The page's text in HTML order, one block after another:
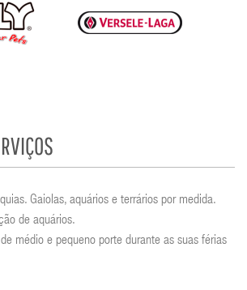
Gaiolas, aquários e terrários por medida.
de aquários.
médio e pequeno porte durante as suas férias